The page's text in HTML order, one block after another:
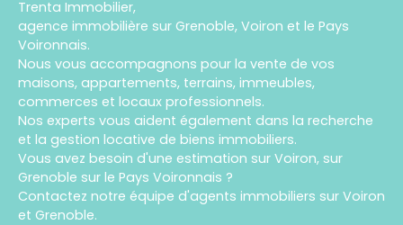
Trenta Immobilier,
agence immobilière sur Grenoble, Voiron et le Pays
Voironnais.
Nous vous accompagnons pour la vente de vos
maisons, appartements, terrains, immeubles,
commerces et locaux professionnels.
Nos experts vous aident également dans la recherche
et la gestion locative de biens immobiliers.
Vous avez besoin d'une estimation sur Voiron, sur
Grenoble sur le Pays Voironnais ?
Contactez notre équipe d'agents immobiliers sur Voiron
et Grenoble.